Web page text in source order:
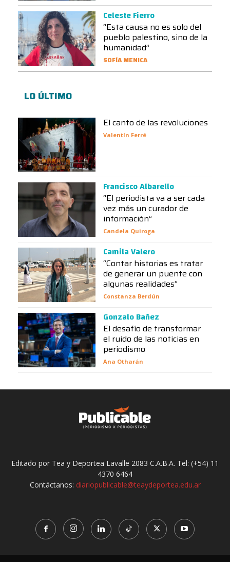
Celeste Fierro
“Esta causa no es solo del
pueblo palestino, sino de la
humanidad”
SOFÍA MENICA
LO ÚLTIMO
El canto de las revoluciones
Valentín Ferré
Francisco Albarello
“El periodista va a ser cada
vez más un curador de
información”
Candela Quiroga
Camila Valero
“Contar historias es tratar
de generar un puente con
algunas realidades”
Constanza Berdún
Gonzalo Bañez
El desafío de transformar
el ruido de las noticias en
periodismo
Ana Otharán
Editado por Tea y Deportea Lavalle 2083 C.A.B.A. Tel: (+54) 11
4370 6464
Contáctanos: diariopublicable@teaydeportea.edu.ar